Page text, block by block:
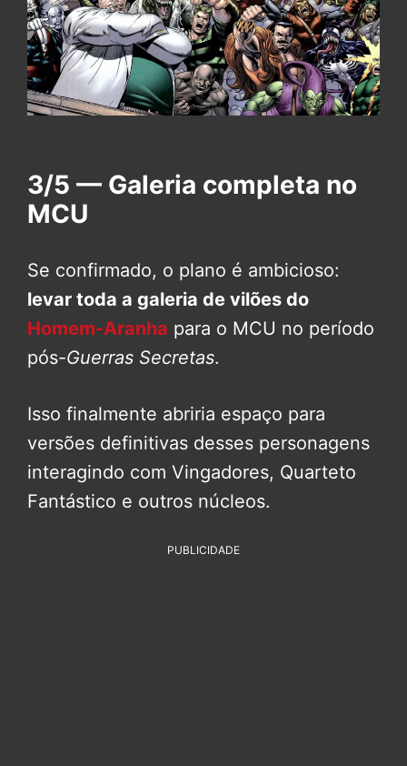
3/5 — Galeria completa no
MCU
Se confirmado, o plano é ambicioso:
levar toda a galeria de vilões do
Homem-Aranha para o MCU no período
pós-Guerras Secretas.
Isso finalmente abriria espaço para
versões definitivas desses personagens
interagindo com Vingadores, Quarteto
Fantástico e outros núcleos.
PUBLICIDADE